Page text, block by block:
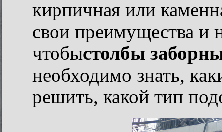
кирпичная или
свои преимущества и
чтобыстолбы
необходимо знать,
решить, какой тип